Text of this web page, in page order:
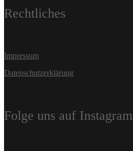
Rechtliches
Impressum
Datenschutzerklärung
Folge uns auf Instagram